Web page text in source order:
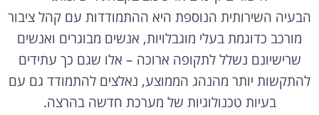
הבעיה השירותית הנוספת היא ההתמודדות עם קהל ציבור
מורכב כדוגמת בעלי מוגבלויות, אנשים מבוגרים ואנשים
שרישיונם נשלל לתקופה ארוכה – אלו שגם כך עתידים
להתקשות יותר מהנהג הממוצע, נאלצים להתמודד גם עם
בעיות טכנולוגיות של מערכת חדשה בהרצה.